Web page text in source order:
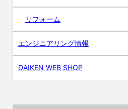
リフォーム
エンジニアリング情報
DAIKEN WEB SHOP